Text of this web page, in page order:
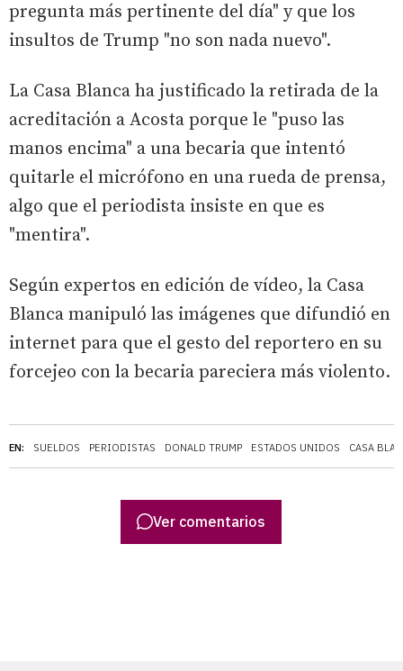
EN: SUELDOS PERIODISTAS DONALD TRUMP ESTADOS UNIDOS CASA
pregunta más pertinente del día" y que los
insultos de Trump "no son nada nuevo".
La Casa Blanca ha justificado la retirada de la
acreditación a Acosta porque le "puso las
manos encima" a una becaria que intentó
quitarle el micrófono en una rueda de prensa,
algo que el periodista insiste en que es
"mentira".
Según expertos en edición de vídeo, la Casa
Blanca manipuló las imágenes que difundió en
internet para que el gesto del reportero en su
forcejeo con la becaria pareciera más violento.
Ver comentarios